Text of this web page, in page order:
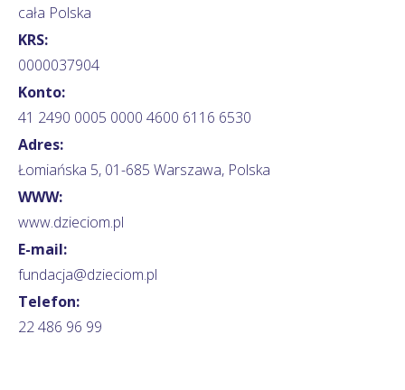
cała Polska
KRS:
0000037904
Konto:
41 2490 0005 0000 4600 6116 6530
Adres:
Łomiańska 5, 01-685 Warszawa, Polska
WWW:
www.dzieciom.pl
E-mail:
fundacja@dzieciom.pl
Telefon:
22 486 96 99